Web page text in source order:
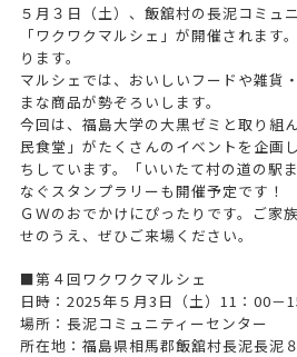
５月３日（土）、飯舘村の長泥コミュ
「ワクワクマルシェ」が開催されます
ります。
マルシェでは、おいしいフードや雑貨
まな商品が勢ぞろいします。
今回は、福島大学の大黒ゼミと取り組
民食堂」がたくさんのイベントを企画
ちしています。「いいたて村の道の駅
なぐスタンプラリーも開催予定です！
ＧＷのおでかけにぴったりです。ご家
せのうえ、ぜひご来場ください。
■第４回ワクワクマルシェ
日時：2025年５月3日（土）11：00－
場所：長泥コミュニティーセンター
所在地：福島県相馬郡飯舘村長泥長泥